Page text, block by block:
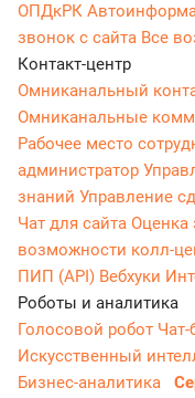
ОПДкРК
звонок с сайта Все
Контакт-центр
Омниканальный
Омниканальные
Рабочее место
администратор
знаний Управление
Чат для сайта Оценка
возможности колл-
ПИП (API) Вебхуки
Роботы и аналитика
Голосовой робот Чат-
Искусственный
Бизнес-аналитика